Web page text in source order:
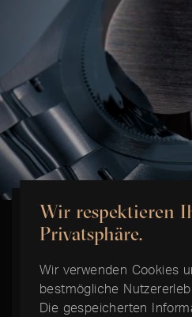
LEGENDÄRE
Oyster-Gehäuse
Das Oyster-Gehäuse ist
Wir respektieren
Privatsphäre.
Wir verwenden Cookies
bestmögliche
Die gespeicherten